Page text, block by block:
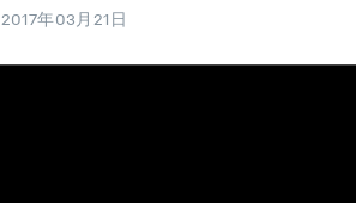
2017年03月21日